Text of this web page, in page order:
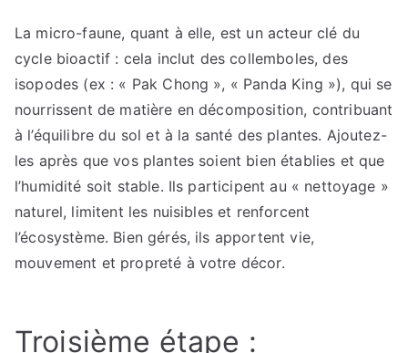
La micro-faune, quant à elle, est un acteur clé du
cycle bioactif : cela inclut des collemboles, des
isopodes (ex : « Pak Chong », « Panda King »), qui se
nourrissent de matière en décomposition, contribuant
à l’équilibre du sol et à la santé des plantes. Ajoutez-
les après que vos plantes soient bien établies et que
l’humidité soit stable. Ils participent au « nettoyage »
naturel, limitent les nuisibles et renforcent
l’écosystème. Bien gérés, ils apportent vie,
mouvement et propreté à votre décor.
Troisième étape :